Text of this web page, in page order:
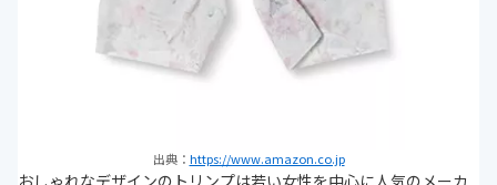
出典： https://www.amazon.co.jp
おしゃれなデザインのトリンプは若い女性を中心に人気のメーカ